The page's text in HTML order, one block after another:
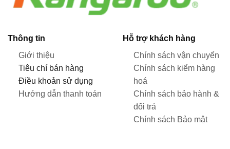
Thông tin
Giới thiệu
Tiêu chí bán hàng
Điều khoản sử dụng
Hướng dẫn thanh toán
Hỗ trợ khách hàng
Chính sách vận chuyển
Chính sách kiểm hàng
hoá
Chính sách bảo hành &
đổi trả
Chính sách Bảo mật